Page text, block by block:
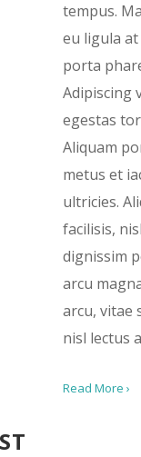
tempus.
eu ligula
porta
Adipiscing
egestas
Aliquam
metus et
ultricies.
facilisis,
dignissim
arcu
arcu, vitae
nisl lectus
Read More ›